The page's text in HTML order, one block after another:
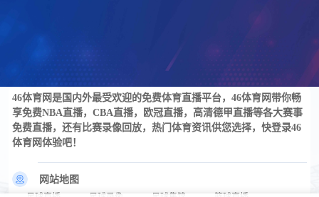
46体育网是国内外最受欢迎的免费体育直播平台，46体育网带你畅
享免费NBA直播，CBA直播，欧冠直播，高清德甲直播等各大赛事
免费直播，还有比赛录像回放，热门体育资讯供您选择，快登录46
体育网体验吧！
网站地图